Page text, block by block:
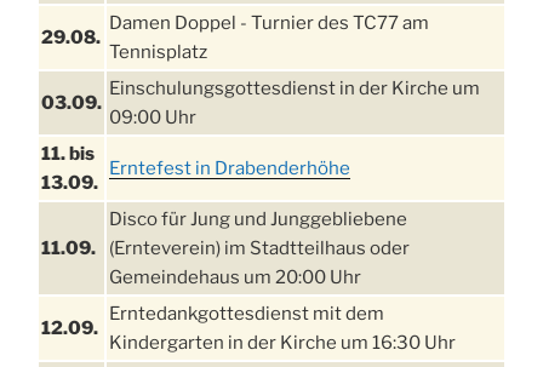
29.08.
Damen Doppel - Turnier des TC77 am
Tennisplatz
03.09.
Einschulungsgottesdienst in der Kirche um
09:00 Uhr
11. bis
13.09.
Erntefest in Drabenderhöhe
11.09.
Disco für Jung und Junggebliebene
(Ernteverein) im Stadtteilhaus oder
Gemeindehaus um 20:00 Uhr
12.09.
Erntedankgottesdienst mit dem
Kindergarten in der Kirche um 16:30 Uhr